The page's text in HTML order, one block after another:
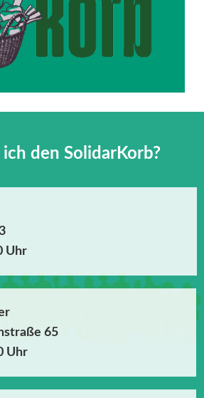
den SolidarKorb?
Uhr
65
Uhr